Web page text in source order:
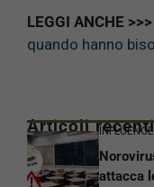
LEGGI ANCHE >>>
quando hanno
Articoli recenti
attacca